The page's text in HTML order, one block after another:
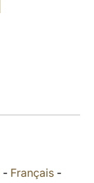
- Français-